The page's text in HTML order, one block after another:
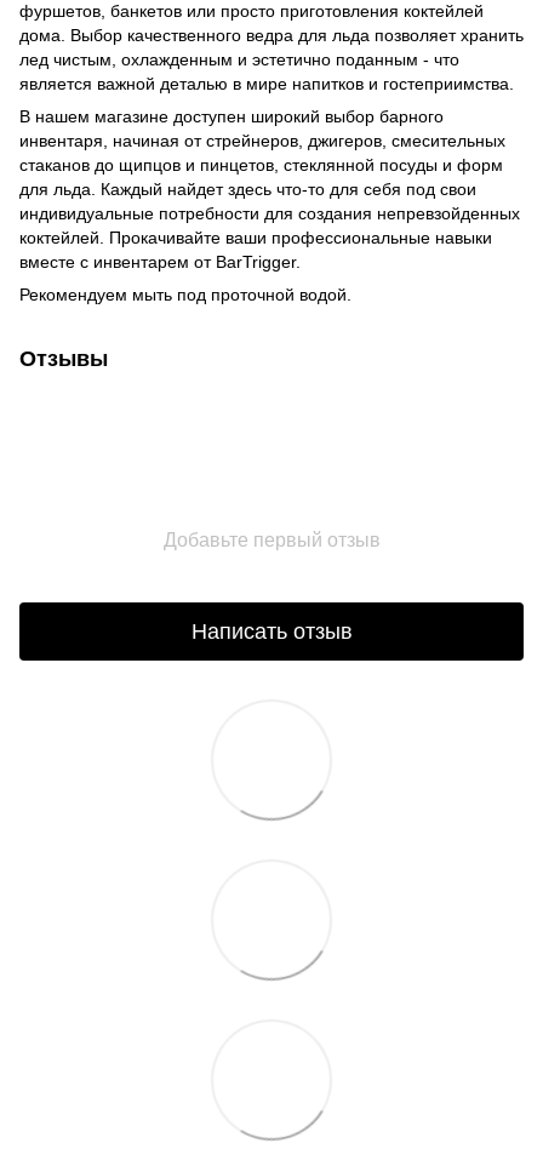
фуршетов, банкетов или просто приготовления коктейлей
дома. Выбор качественного ведра для льда позволяет хранить
лед чистым, охлажденным и эстетично поданным - что
является важной деталью в мире напитков и гостеприимства.
В нашем магазине доступен широкий выбор барного
инвентаря, начиная от стрейнеров, джигеров, смесительных
стаканов до щипцов и пинцетов, стеклянной посуды и форм
для льда. Каждый найдет здесь что-то для себя под свои
индивидуальные потребности для создания непревзойденных
коктейлей. Прокачивайте ваши профессиональные навыки
вместе с инвентарем от BarTrigger.
Рекомендуем мыть под проточной водой.
Отзывы
Добавьте первый отзыв
Написать отзыв